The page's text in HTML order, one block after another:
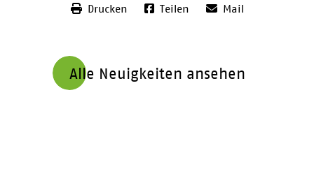
Drucken Teilen Mail
Alle Neuigkeiten ansehen